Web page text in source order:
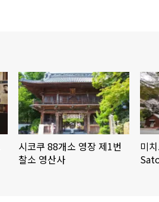
시코쿠 88개소 영장 제1번
찰소 영산사
미